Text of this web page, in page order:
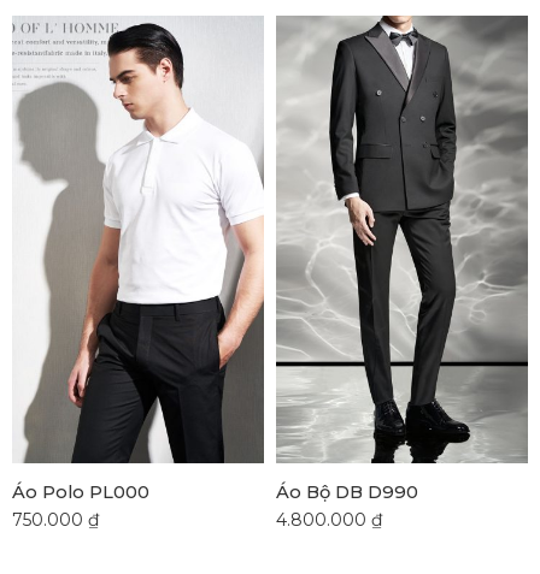
Áo Polo PL000
750.000 ₫
Áo Bộ DB D990
4.800.000 ₫